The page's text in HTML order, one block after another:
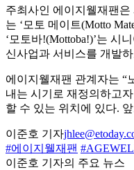
주최사인 에이지웰재팬
는 ‘모토 메이트(Motto
‘모토바!(Mottoba!)’는 시
신사업과 서비스를 개발
에이지웰재팬 관계자는 “
내는 시기로 재정의하고
할 수 있는 위치에 있다.
이준호 기자
#에이지웰재팬
이준호 기자의 주요 뉴스